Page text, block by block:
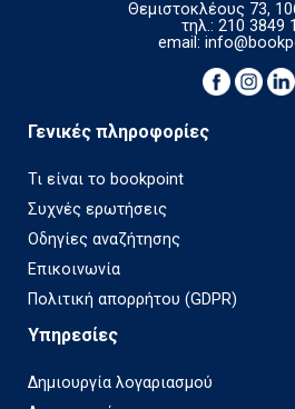
Θεμιστοκλέους 73,
τηλ.: 210 3849
email:
Γενικές πληροφορίες
Τι είναι το bookpoint
Συχνές ερωτήσεις
Οδηγίες αναζήτησης
Επικοινωνία
Πολιτική απορρήτου (GDPR)
Υπηρεσίες
Δημιουργία λογαριασμού